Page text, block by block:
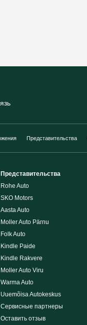
Представительства
Представительства
Rohe Auto
SKO Motors
Aasta Auto
Moller Auto Pärnu
Folk Auto
Kindle Paide
Kindle Rakvere
Moller Auto Viru
Warma Auto
Uuemõisa Autokeskus
Сервисные партнеры
Оставить отзыв